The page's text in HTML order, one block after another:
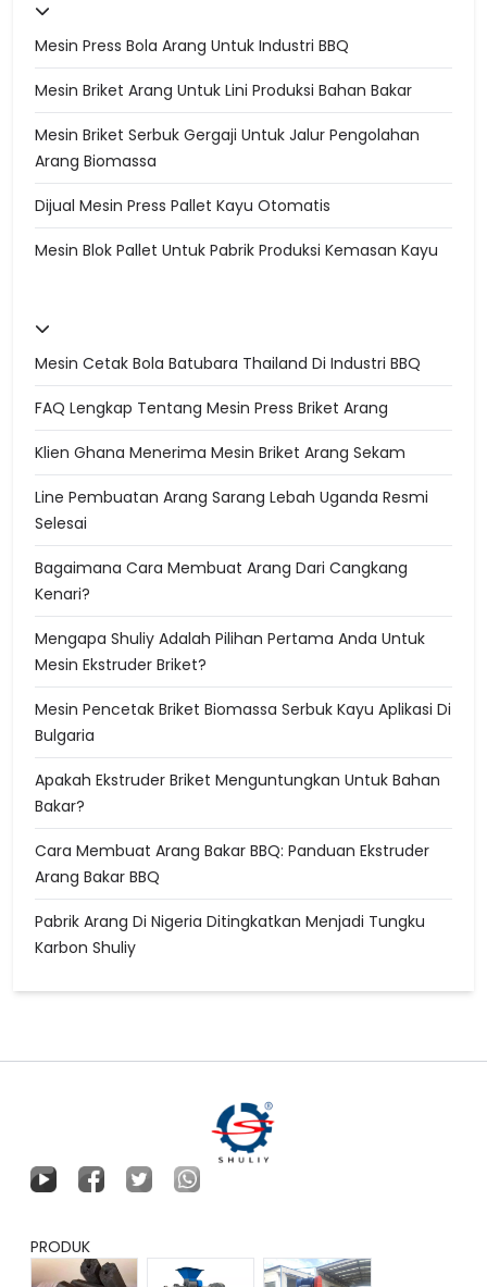
Mesin Press Bola Arang Untuk Industri BBQ
Mesin Briket Arang Untuk Lini Produksi Bahan Bakar
Mesin Briket Serbuk Gergaji Untuk Jalur Pengolahan
Arang Biomassa
Dijual Mesin Press Pallet Kayu Otomatis
Mesin Blok Pallet Untuk Pabrik Produksi Kemasan Kayu
Mesin Cetak Bola Batubara Thailand Di Industri BBQ
FAQ Lengkap Tentang Mesin Press Briket Arang
Klien Ghana Menerima Mesin Briket Arang Sekam
Line Pembuatan Arang Sarang Lebah Uganda Resmi
Selesai
Bagaimana Cara Membuat Arang Dari Cangkang
Kenari?
Mengapa Shuliy Adalah Pilihan Pertama Anda Untuk
Mesin Ekstruder Briket?
Mesin Pencetak Briket Biomassa Serbuk Kayu Aplikasi Di
Bulgaria
Apakah Ekstruder Briket Menguntungkan Untuk Bahan
Bakar?
Cara Membuat Arang Bakar BBQ: Panduan Ekstruder
Arang Bakar BBQ
Pabrik Arang Di Nigeria Ditingkatkan Menjadi Tungku
Karbon Shuliy
PRODUK